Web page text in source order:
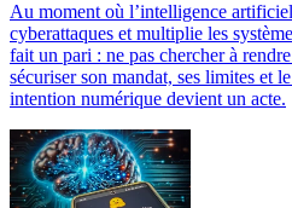
Au moment où l’intelligence
cyberattaques et multiplie les
fait un pari : ne pas chercher à
sécuriser son mandat, ses limites et
intention numérique devient un acte.